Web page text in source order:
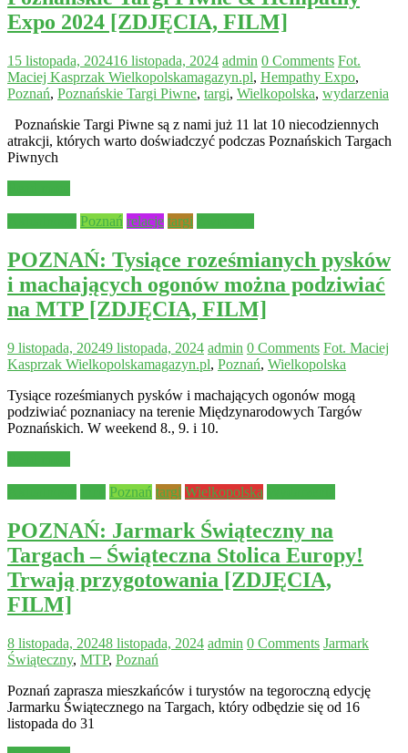
Expo 2024 [ZDJĘCIA, FILM]
15 listopada, 202416 listopada, 2024 admin 0 Comments Fot.
Maciej Kasprzak Wielkopolskamagazyn.pl, Hempathy Expo,
Poznań, Poznańskie Targi Piwne, targi, Wielkopolska, wydarzenia
Poznańskie Targi Piwne są z nami już 11 lat 10 niecodziennych
atrakcji, których warto doświadczyć podczas Poznańskich Targach
Piwnych
Poznań relacje targi
POZNAŃ: Tysiące roześmianych pysków
i machających ogonów można podziwiać
na MTP [ZDJĘCIA, FILM]
9 listopada, 20249 listopada, 2024 admin 0 Comments Fot. Maciej
Kasprzak Wielkopolskamagazyn.pl, Poznań, Wielkopolska
Tysiące roześmianych pysków i machających ogonów mogą
podziwiać poznaniacy na terenie Międzynarodowych Targów
Poznańskich. W weekend 8., 9. i 10.
Poznań targi Wielkopolska
POZNAŃ: Jarmark Świąteczny na
Targach – Świąteczna Stolica Europy!
Trwają przygotowania [ZDJĘCIA,
FILM]
8 listopada, 20248 listopada, 2024 admin 0 Comments Jarmark
Świąteczny, MTP, Poznań
Poznań zaprasza mieszkańców i turystów na tegoroczną edycję
Jarmarku Świątecznego na Targach, który odbędzie się od 16
listopada do 31